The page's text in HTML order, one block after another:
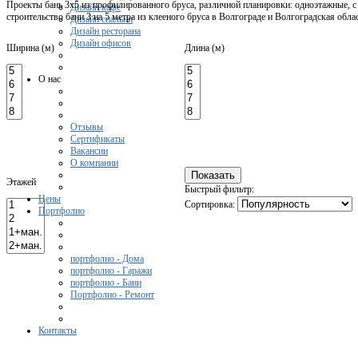
Дизайн кафе
Дизайн спальни
Дизайн ресторана
Дизайн офисов
О нас
Отзывы
Сертификаты
Вакансии
О компании
Цены
Портфолио
портфолио - Дома
портфолио - Гаражи
портфолио - Бани
Портфолио - Ремонт
Контакты
Проекты бань 3х5 из профилированного бруса, различной планировки: одноэтажные,
строительство бани 3 на 5 метра из клееного бруса в Волгограде и Волгоградская
Ширина (м) Длина (м)
Этажей
Быстрый фильтр:
Сортировка: